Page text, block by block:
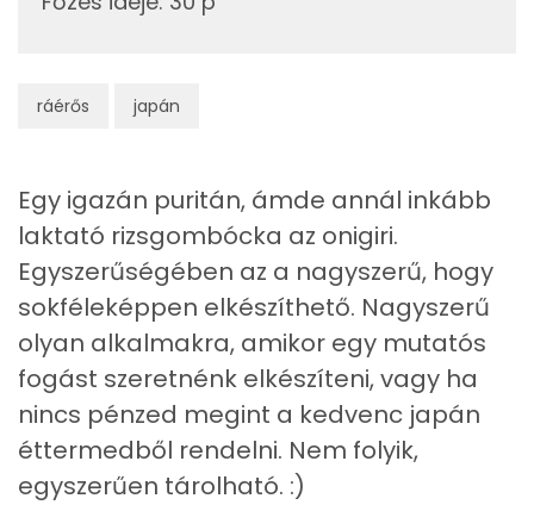
ráérős japán
Magnézium
Nátrium
68 mg
Réz
0 mg
Mangán
0 mg
Szénhidrát
Összesen
26.7 g
Cukor
Egy igazán puritán, ámde annál inkább
laktató rizsgombócka az onigiri.
Egyszerűségében az a nagyszerű, hogy
sokféleképpen elkészíthető. Nagyszerű
olyan alkalmakra, amikor egy mutatós
fogást szeretnénk elkészíteni, vagy ha
nincs pénzed megint a kedvenc japán
éttermedből rendelni. Nem folyik,
egyszerűen tárolható. :)